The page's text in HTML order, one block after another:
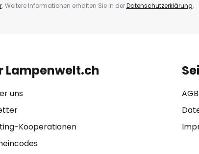
. Weitere Informationen erhalten Sie in derDatenschutzerklärung.
Lampenwelt.ch
uns
Kooperationen
AGB